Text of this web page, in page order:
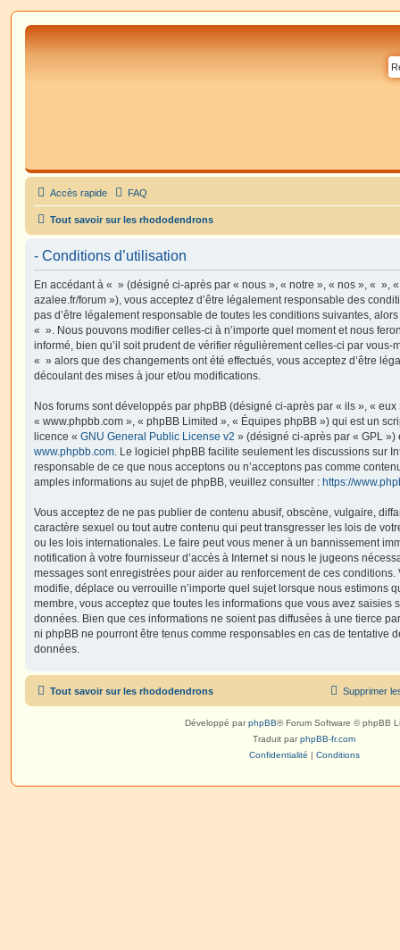
Accès rapide FAQ
Tout savoir sur les rhododendrons
- Conditions d’utilisation
En accédant à « » (désigné ci-après par « nous », « notre », « nos », « »,
azalee.fr/forum »), vous acceptez d’être légalement responsable des
pas d’être légalement responsable de toutes les conditions suivantes,
« ». Nous pouvons modifier celles-ci à n’importe quel moment et nous
informé, bien qu’il soit prudent de vérifier régulièrement celles-ci par vous-
« » alors que des changements ont été effectués, vous acceptez d’être
découlant des mises à jour et/ou modifications.
Nos forums sont développés par phpBB (désigné ci-après par « ils », «
« www.phpbb.com », « phpBB Limited », « Équipes phpBB ») qui est un
licence « GNU General Public License v2 » (désigné ci-après par « GPL
www.phpbb.com. Le logiciel phpBB facilite seulement les discussions sur
responsable de ce que nous acceptons ou n’acceptons pas comme
amples informations au sujet de phpBB, veuillez consulter : https://
Vous acceptez de ne pas publier de contenu abusif, obscène, vulgaire,
caractère sexuel ou tout autre contenu qui peut transgresser les lois de
ou les lois internationales. Le faire peut vous mener à un bannissement
notification à votre fournisseur d’accès à Internet si nous le jugeons
messages sont enregistrées pour aider au renforcement de ces
modifie, déplace ou verrouille n’importe quel sujet lorsque nous estimons
membre, vous acceptez que toutes les informations que vous avez saisies
données. Bien que ces informations ne soient pas diffusées à une tierce
ni phpBB ne pourront être tenus comme responsables en cas de tentative
données.
Tout savoir sur les rhododendrons Supprimer
Développé parphpBB® Forum Software © phpBB
Traduit parphpBB-fr.com
Confidentialité | Conditions